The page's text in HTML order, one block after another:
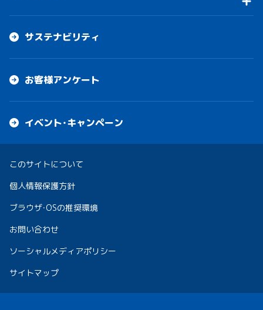
サステナビリティ
お客様アンケート
イベント・キャンペーン
このサイトについて
個人情報保護方針
ブラウザ・OSの推奨環境
お問い合わせ
ソーシャルメディアポリシー
サイトマップ